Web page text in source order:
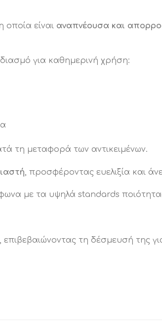
οποία είναι αναπνέουσα και
για καθημερινή χρήση:
τη μεταφορά των αντικειμένων.
, προσφέροντας ευελιξία και
με τα υψηλά standards
, επιβεβαιώνοντας τη δέσμευσή της